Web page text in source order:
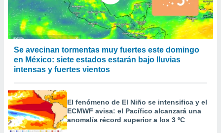
Se avecinan tormentas muy fuertes este domingo
en México: siete estados estarán bajo lluvias
intensas y fuertes vientos
El fenómeno de El Niño se intensifica y el
ECMWF avisa: el Pacífico alcanzará una
anomalía récord superior a los 3 ºC